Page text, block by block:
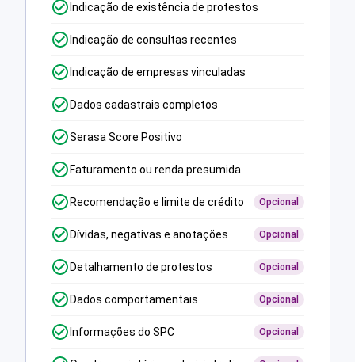
Indicação de existência de protestos
Indicação de consultas recentes
Indicação de empresas vinculadas
Dados cadastrais completos
Serasa Score Positivo
Faturamento ou renda presumida
Recomendação e limite de crédito Opcional
Dívidas, negativas e anotações Opcional
Detalhamento de protestos Opcional
Dados comportamentais Opcional
Informações do SPC Opcional